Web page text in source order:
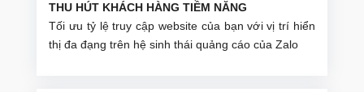
THU HÚT KHÁCH HÀNG TIỀM NĂNG
Tối ưu tỷ lệ truy cập website của bạn với vị trí hiển
thị đa đạng trên hệ sinh thái quảng cáo của Zalo